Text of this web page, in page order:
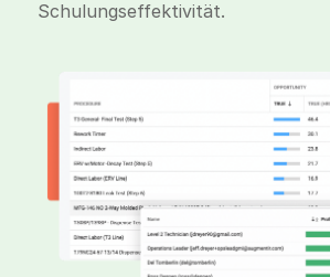
Schulungseffektivität.